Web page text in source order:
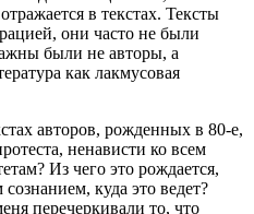
в текстах. Тексты
они часто не были
были не авторы, а
как лакмусовая
авторов, рожденных в 80-е,
ненависти ко всем
Из чего это рождается,
куда это ведет?
перечеркивали то, что